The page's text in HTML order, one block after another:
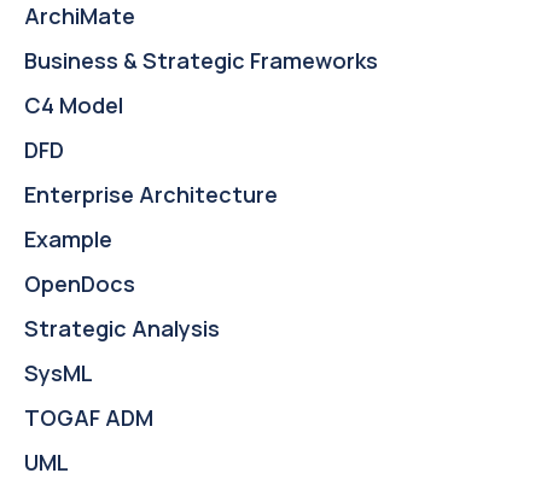
ArchiMate
Business & Strategic Frameworks
C4 Model
DFD
Enterprise Architecture
Example
OpenDocs
Strategic Analysis
SysML
TOGAF ADM
UML